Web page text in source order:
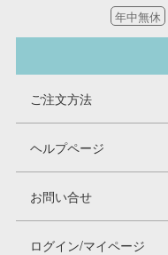
年中無休
ご注文方法
ヘルプページ
お問い合せ
ログイン/マイページ